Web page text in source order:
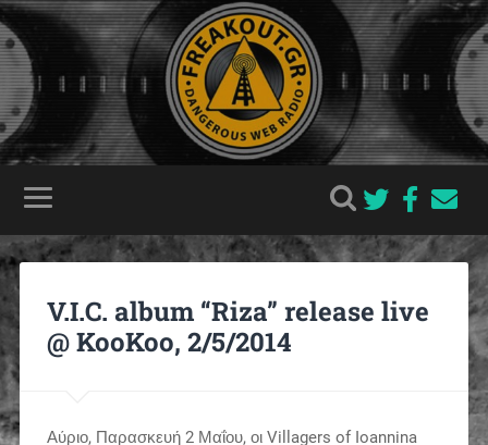
V.I.C. album “Riza” release live
@ KooKoo, 2/5/2014
Αύριο, Παρασκευή 2 Μαΐου, οι Villagers of Ioannina